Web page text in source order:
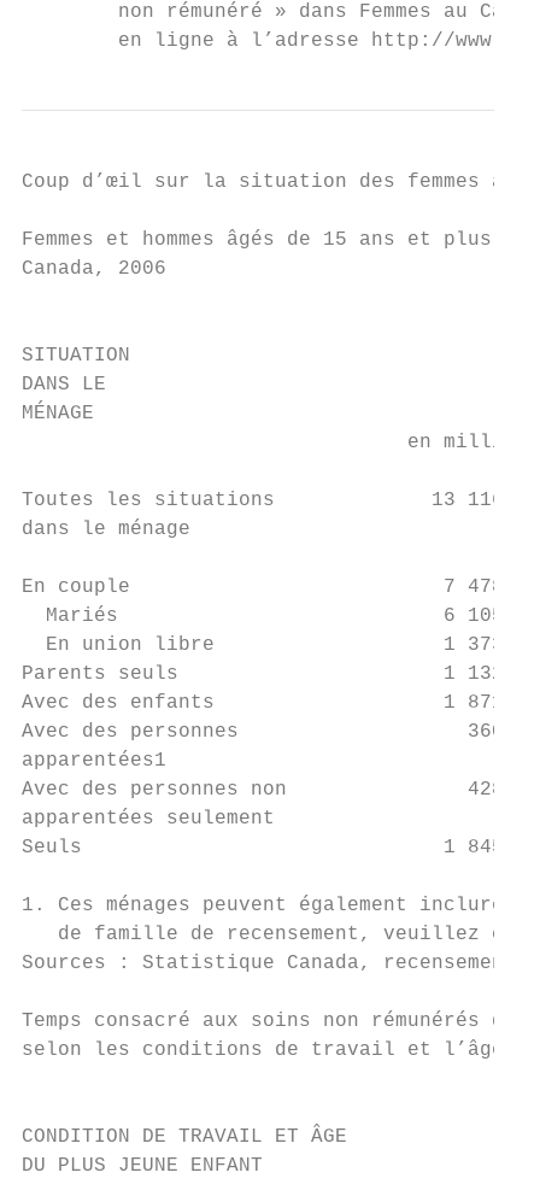
non rémunéré » dans Femmes au
en ligne à l’adresse http://
Coup d’œil sur la situation des
Femmes et hommes âgés de 15 ans et
Canada, 2006
SITUATION
DANS LE
MÉNAGE
en
Toutes les situations             13
dans le ménage
En couple                          7
Mariés                           6
En union libre                   1
Parents seuls                      1
Avec des enfants                   1
Avec des personnes
apparentées1
Avec des personnes non
apparentées seulement
Seuls                              1
1. Ces ménages peuvent également inclure
de famille de recensement, veuillez
Sources : Statistique Canada,
Temps consacré aux soins non rémunérés
selon les conditions de travail et l’âge du
CONDITION DE TRAVAIL ET ÂGE
DU PLUS JEUNE ENFANT